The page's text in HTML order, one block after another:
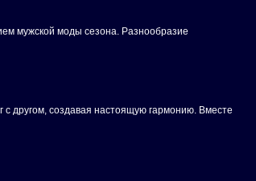
мужской моды сезона. Разнообразие
другом, создавая настоящую гармонию. Вместе